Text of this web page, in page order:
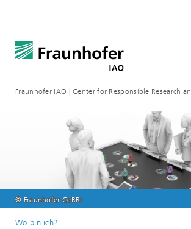
Fraunhofer IAO | Center for Responsible Research
© Fraunhofer CeRRI
Wo bin ich?